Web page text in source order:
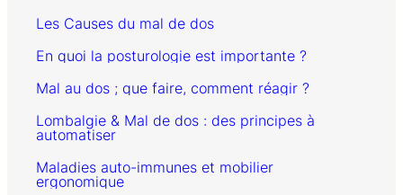
Les Causes du mal de dos
En quoi la posturologie est importante ?
Mal au dos ; que faire, comment réagir ?
Lombalgie & Mal de dos : des principes à
automatiser
Maladies auto-immunes et mobilier
ergonomique